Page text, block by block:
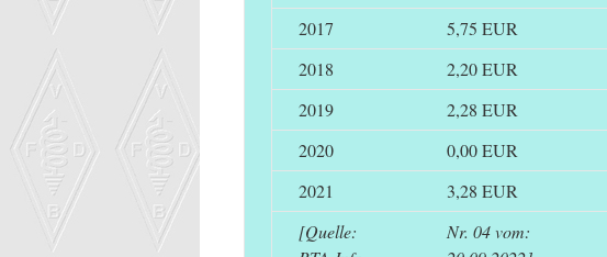
2017
5,75 EUR
2018
2,20 EUR
2019
2,28 EUR
2020
0,00 EUR
2021
3,28 EUR
[Quelle:
Nr. 04 vom: